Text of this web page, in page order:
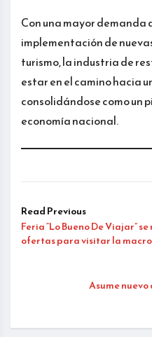
Con una mayor demanda
implementación de
turismo, la industria de
estar en el camino hacia
consolidándose como un
economía nacional.
Read Previous
Feria “Lo Bueno De Viajar”
ofertas para visitar la
Asume